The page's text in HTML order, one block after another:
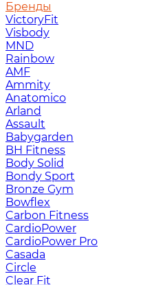
Бренды
VictoryFit
Visbody
MND
Rainbow
AMF
Ammity
Anatomico
Arland
Assault
Babygarden
BH Fitness
Body Solid
Bondy Sport
Bronze Gym
Bowflex
Carbon Fitness
CardioPower
CardioPower Pro
Casada
Circle
Clear Fit